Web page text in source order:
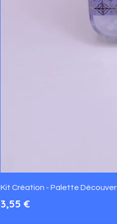
Kit Création - Palette
Prix
3,55 €